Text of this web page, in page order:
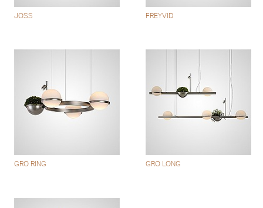
JOSS FREYVID
GRO RING GRO LONG